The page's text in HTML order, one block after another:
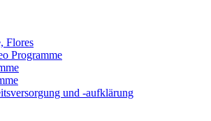
Flores
Programme
und -aufklärung